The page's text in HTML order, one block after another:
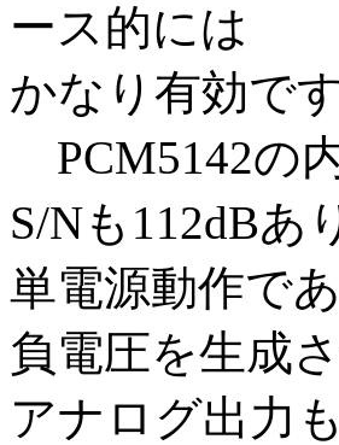
ース的には
かなり有効です
PCM5142の
S/Nも112dBあ
単電源動作で
負電圧を生成
アナログ出力